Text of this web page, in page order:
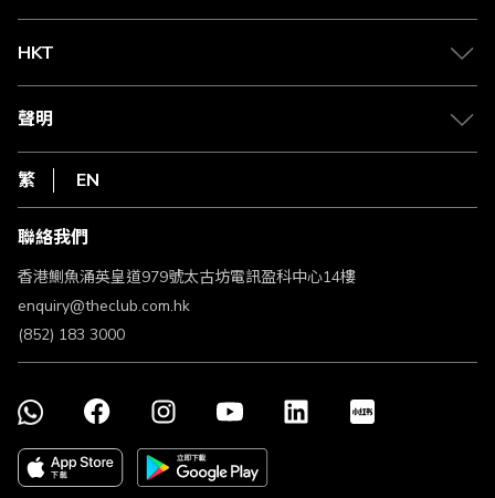
物流與配送
Club Shopping 商品領取站
常見問題
HKT
csl.
1010
HKT
聲明
私隱聲明
使用條款
條款及細則
不歧視及不騷擾聲明
認可牌照及通告
繁 EN
聯絡我們
香港鰂魚涌英皇道979號太古坊電訊盈科中心14樓
enquiry@theclub.com.hk
(852) 183 3000